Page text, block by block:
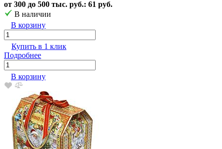
от 300 до 500 тыс. руб.: 61 руб.
В наличии
В корзину
Купить в 1 клик
Подробнее
В корзину